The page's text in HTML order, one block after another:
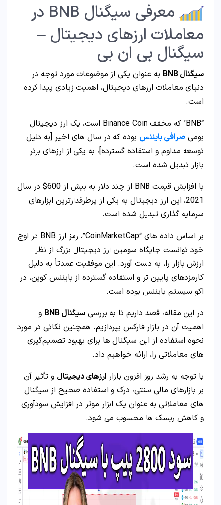
معرفی سیگنال BNB در
معاملات ارزهای دیجیتال –
سیگنال بی ان بی
سیگنال BNB
به عنوان یکی از موضوعات مورد توجه در
دنیای معاملات ارزهای دیجیتال، اهمیت زیادی پیدا کرده
است.
“BNB” که مخفف Binance Coin است، یک ارز دیجیتال
بومی صرافی بایننس بوده که در سال‌ های اخیر [به دلیل
توسعه مداوم و استفاده گسترده]، به یکی از ارزهای برتر
بازار تبدیل شده است.
با افزایش قیمت BNB از چند دلار به بیش از 600$ در سال
2021، این ارز دیجیتال به یکی از پرطرفدارترین ابزارهای
سرمایه‌ گذاری تبدیل شده است.
بر اساس داده‌ های “CoinMarketCap”، رمز ارز BNB در اوج
خود توانست جایگاه سومین ارز دیجیتال بزرگ از نظر
ارزش بازار را، به دست آورد. این موفقیت عمدتاً به دلیل
کارمزدهای پایین‌ تر و استفاده گسترده از بایننس کوین، در
اکو سیستم بایننس بوده است.
در این مقاله، قصد داریم تا به بررسی سیگنال BNB
و
اهمیت آن در بازار فارکس بپردازیم. همچنین نکاتی در مورد
نحوه استفاده از این سیگنال‌ ها برای بهبود تصمیم‌گیری‌
های معاملاتی را، ارائه خواهیم داد.
با توجه به رشد روز افزون بازار ارزهای دیجیتال و تأثیر آن‌
بر بازارهای مالی سنتی، درک و استفاده صحیح از سیگنال‌
های معاملاتی به عنوان یک ابزار موثر در افزایش سودآوری
و کاهش ریسک‌ ها محسوب می شود.